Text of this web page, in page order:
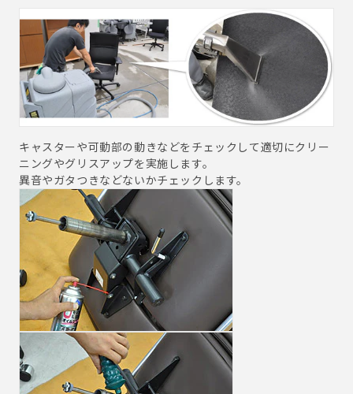
キャスターや可動部の動きなどをチェックして適切にクリー
ニングやグリスアップを実施します。
異音やガタつきなどないかチェックします。